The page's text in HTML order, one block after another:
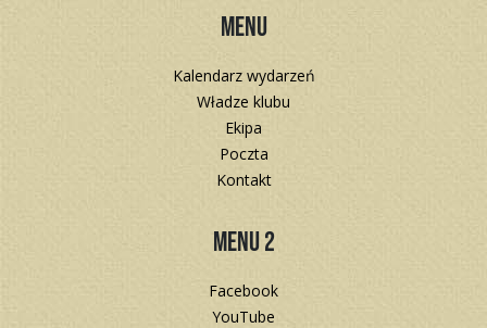
Menu
Kalendarz wydarzeń
Władze klubu
Ekipa
Poczta
Kontakt
Menu 2
Facebook
YouTube